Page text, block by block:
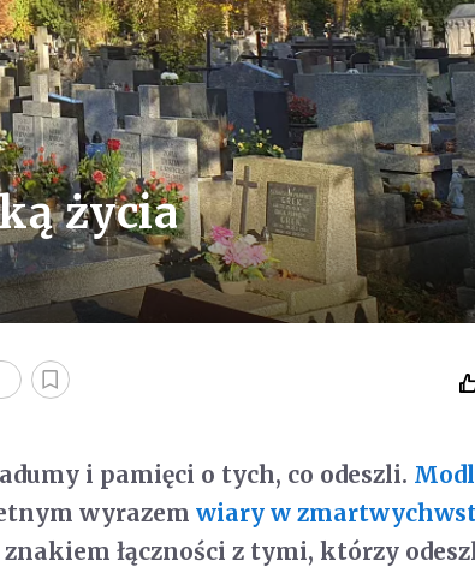
życia
i pamięci o tych, co odeszli.
wyrazemwiary w
łączności z tymi, którzy